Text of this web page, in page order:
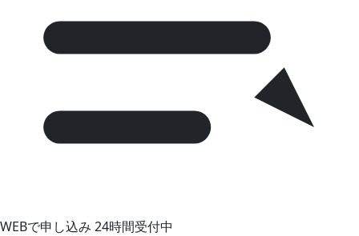
WEBで申し込み 24時間受付中